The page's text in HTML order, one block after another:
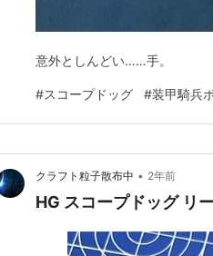
意外としんどい……手。
#スコープドッグ #装甲騎兵
クラフト粒子散布中 • 2年前
HG スコープドッグ リ